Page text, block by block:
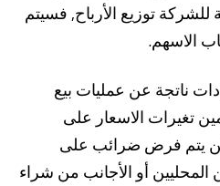
للشركة توزيع الأرباح, فسيتم
الاسهم.
ناتجة عن عمليات بيع
تغيرات الاسعار على
لن يتم فرض ضرائب على
أو الأجانب من شراء